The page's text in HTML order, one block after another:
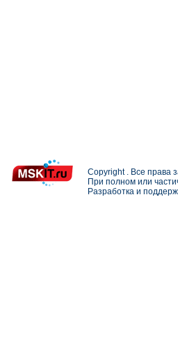
Copyright . Все права
При полном или
Разработка и